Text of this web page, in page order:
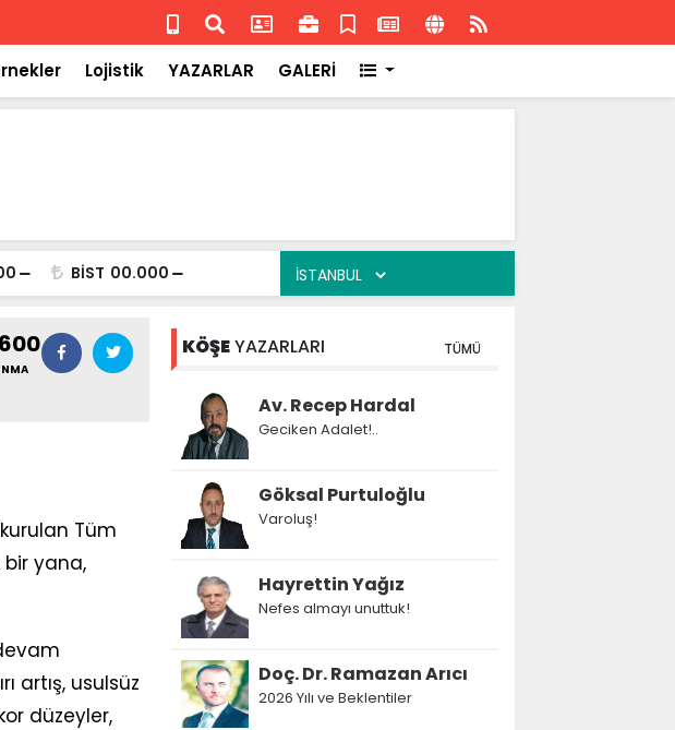
Isuzu'nun Fransa'daki başarısı
Lojistik YAZARLAR GALERİ
BİST 00.000
Tüm
bir yana,
artış, usulsüz
düzeyler,
KÖŞEYAZARLARI TÜMÜ
Av. Recep Hardal
Geciken Adalet!..
Göksal Purtuloğlu
Varoluş!
Hayrettin Yağız
Nefes almayı unuttuk!
Doç. Dr. Ramazan Arıcı
2026 Yılı ve Beklentiler